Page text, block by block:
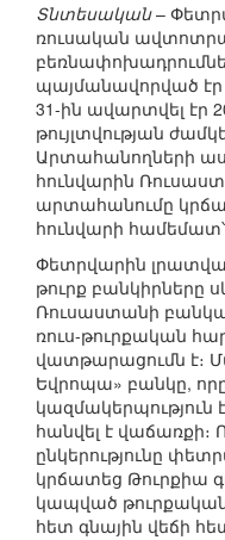
Տնտեսական–
ռուսական
պայմանավորված էր
31-ին ավարտվել էր
թույլտվության
Արտահանողների
հունվարին
արտահանումը
հունվարի համեմատ՝
Փետրվարին
թուրք բանկիրները
Ռուսաստանի
ռուս-թուրքական
վատթարացումն է։
Եվրոպա» բանկը,
կազմակերպություն
հանվել է
ընկերությունը
կրճատեց Թուրքիա
կապված թուրքական
հետ գնային վեճի